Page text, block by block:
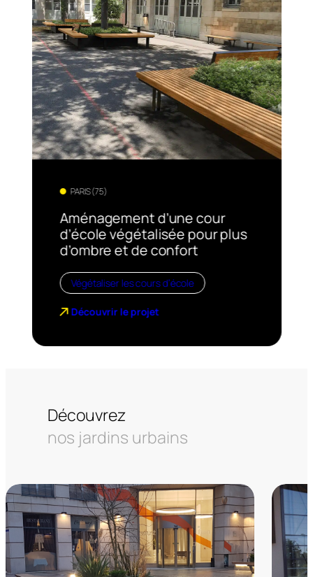
PARIS (75)
Aménagement d’une cour
d’école végétalisée pour plus
d’ombre et de confort
Végétaliser les cours d’école
Découvrir le projet
Découvrez
nos jardins urbains